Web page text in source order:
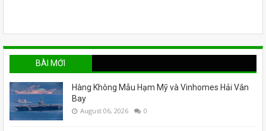
BÀI MỚI
Hàng Không Mẫu Hạm Mỹ và Vinhomes Hải Vân
Bay
August 06, 2026 0